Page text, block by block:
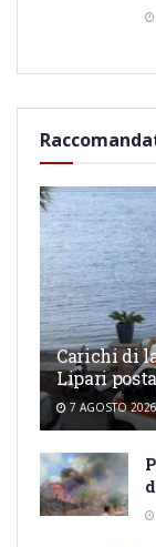
Carichi di
Lipari
7 AGOSTO 2026